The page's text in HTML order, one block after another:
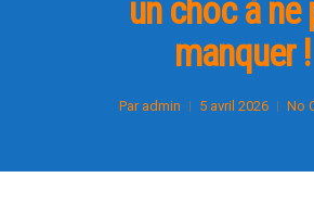
un choc à ne
manquer !
Par admin 5 avril 2026 No